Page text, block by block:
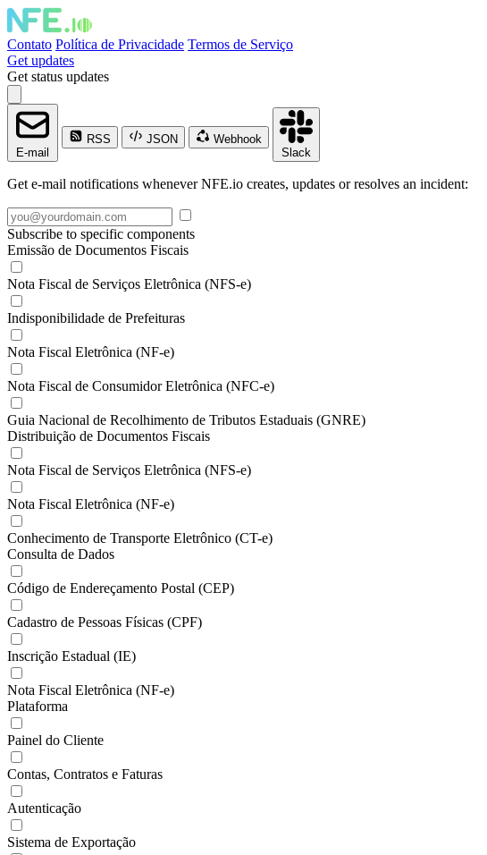
Contato Política de Privacidade Termos de Serviço
Get updates
Get status updates
E-mail
RSS JSON
Webhook
Slack
Get e-mail notifications whenever NFE.io creates, updates or resolves an incident:
Subscribe to specific components
Emissão de Documentos Fiscais
Nota Fiscal de Serviços Eletrônica (NFS-e)
Indisponibilidade de Prefeituras
Nota Fiscal Eletrônica (NF-e)
Nota Fiscal de Consumidor Eletrônica (NFC-e)
Guia Nacional de Recolhimento de Tributos Estaduais (GNRE)
Distribuição de Documentos Fiscais
Nota Fiscal de Serviços Eletrônica (NFS-e)
Nota Fiscal Eletrônica (NF-e)
Conhecimento de Transporte Eletrônico (CT-e)
Consulta de Dados
Código de Endereçamento Postal (CEP)
Cadastro de Pessoas Físicas (CPF)
Inscrição Estadual (IE)
Nota Fiscal Eletrônica (NF-e)
Plataforma
Painel do Cliente
Contas, Contratos e Faturas
Autenticação
Sistema de Exportação